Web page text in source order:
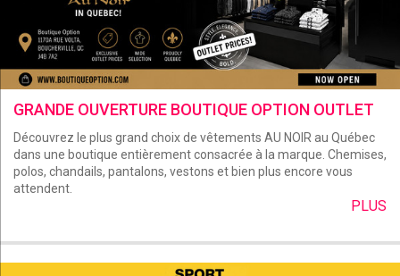
GRANDE OUVERTURE BOUTIQUE OPTION OUTLET
Découvrez le plus grand choix de vêtements AU NOIR au Québec
dans une boutique entièrement consacrée à la marque. Chemises,
polos, chandails, pantalons, vestons et bien plus encore vous
attendent.
PLUS